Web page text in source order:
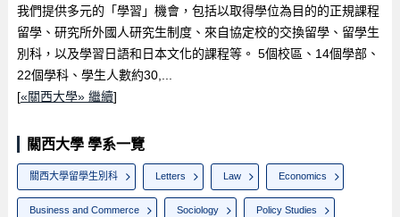
我們提供多元的「學習」機會，包括以取得學位為目的的正規課程
留學、研究所外國人研究生制度、來自協定校的交換留學、留學生
別科，以及學習日語和日本文化的課程等。 5個校區、14個學部、
22個學科、學生人數約30,...
[«關西大學» 繼續]
關西大學 學系一覽
關西大學留學生別科 Letters Law Economics
Business and Commerce Sociology Policy Studies